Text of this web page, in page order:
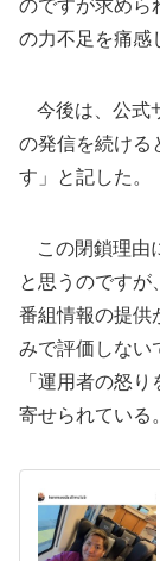
のですが求めら
の力不足を痛感
今後は、公式
の発信を続ける
す」と記した。
この閉鎖理由
と思うのですが
番組情報の提供
みで評価しない
「運用者の怒
寄せられている。